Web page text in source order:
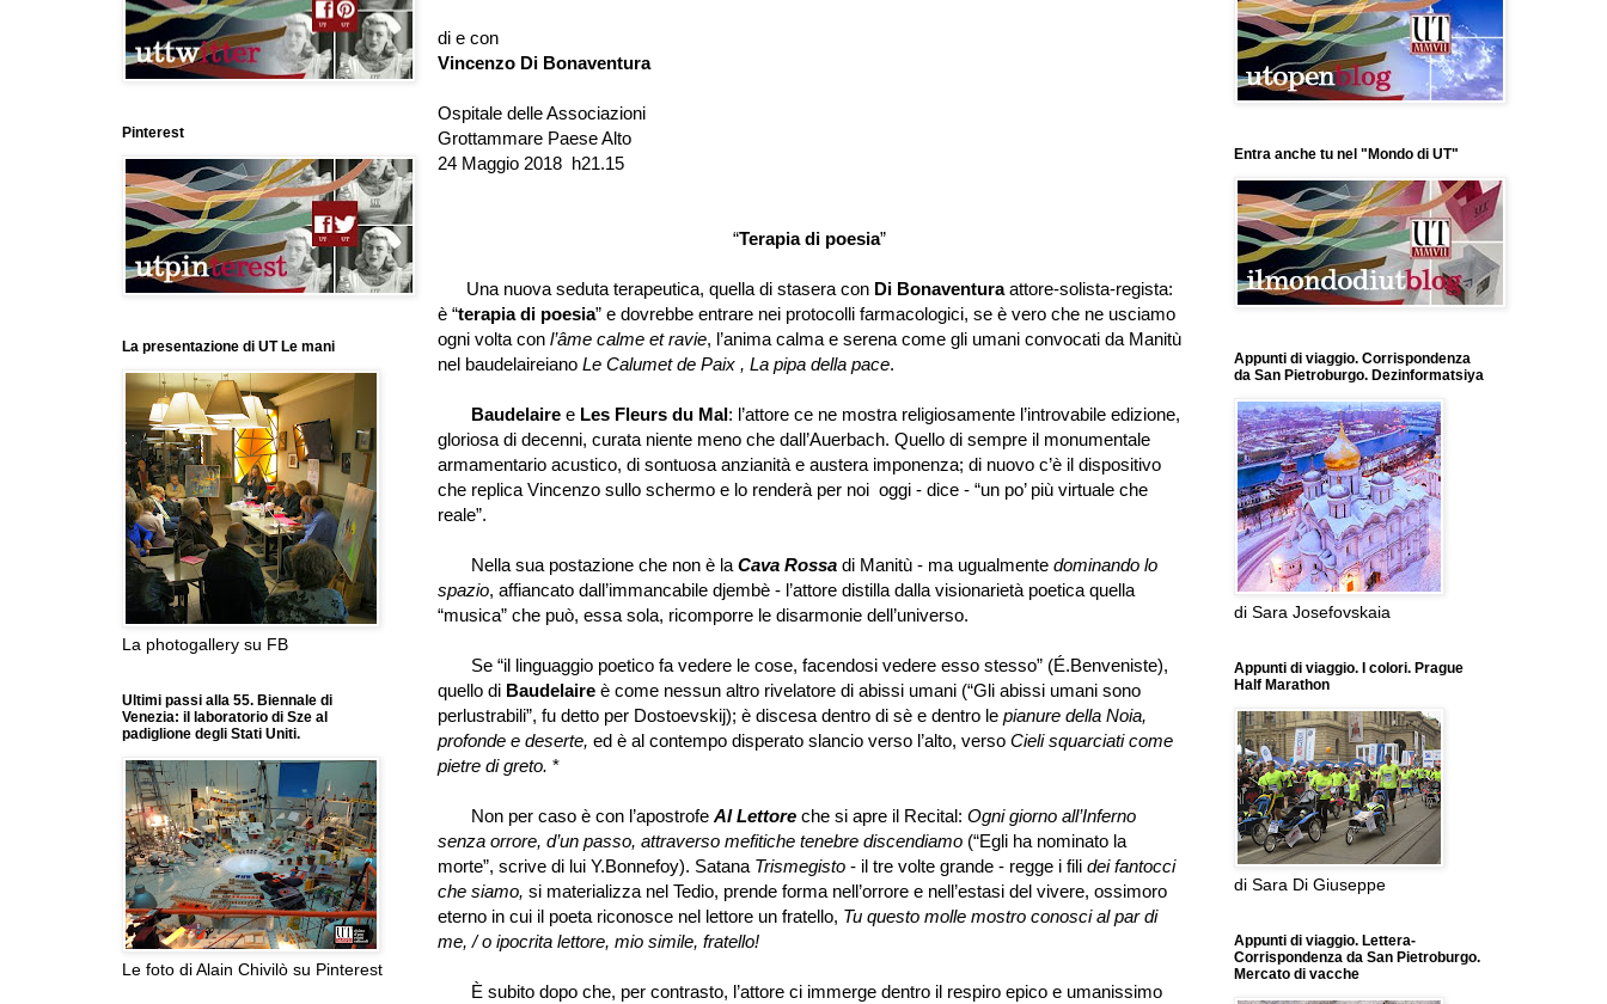
di e con
Vincenzo Di Bonaventura
Ospitale delle Associazioni
Grottammare Paese Alto
24 Maggio 2018 h21.15
“Terapia di poesia”
Una nuova seduta terapeutica, quella di stasera con Di Bonaventuraattore-solista-regista:
è “terapia di poesia” e dovrebbe entrare nei protocolli farmacologici, se è vero che ne usciamo
ogni volta con l’âme calme et ravie, l’anima calma e serena come gli umani convocati da Manitù
nel baudelaireiano Le Calumet de Paix , La pipa della pace.
Baudelaire e Les Fleurs du Mal: l’attore ce ne mostra religiosamente l’introvabile edizione,
gloriosa di decenni, curata niente meno che dall’Auerbach. Quello di sempre il monumentale
armamentario acustico, di sontuosa anzianità e austera imponenza; di nuovo c’è il dispositivo
che replica Vincenzo sullo schermo e lo renderà per noi oggi - dice - “un po’più virtuale che
reale”.
Nella sua postazione che non è la Cava Rossa di Manitù - ma ugualmente dominando lo
spazio, affiancato dall’immancabile djembè - l’attore distilla dalla visionarietà poetica quella
“musica” che può, essa sola, ricomporre le disarmonie dell’universo.
Se “il linguaggio poetico fa vedere le cose, facendosi vedere esso stesso” (É.Benveniste),
quello di Baudelaire è come nessun altro rivelatore di abissi umani (“Gli abissi umani sono
perlustrabili”, fu detto per Dostoevskij); è discesa dentro di sè e dentro le pianure della Noia,
profonde e deserte, ed è al contempo disperato slancio verso l’alto, verso Cieli squarciati come
pietre di greto. *
Non per caso è con l’apostrofe Al Lettore che si apre il Recital: Ogni giorno all’Inferno
senza orrore, d’un passo, attraverso mefitiche tenebre discendiamo (“Egli ha nominato la
morte”, scrive di lui Y.Bonnefoy). Satana Trismegisto - il tre volte grande - regge i fili dei fantocci
che siamo, si materializza nel Tedio, prende forma nell’orrore e nell’estasi del vivere, ossimoro
eterno in cui il poeta riconosce nel lettore un fratello, Tu questo molle mostro conosci al par di
me, / o ipocrita lettore, mio simile, fratello!
È subito dopo che, per contrasto, l’attore ci immerge dentro il respiro epico e umanissimo
Pinterest
La presentazione di UT Le mani
La photogallery su FB
Ultimi passi alla 55. Biennale di
Venezia: il laboratorio di Sze al
padiglione degli Stati Uniti.
Le foto di Alain Chivilò su Pinterest
Entra anche tu nel "Mondo di UT"
Appunti di viaggio. Corrispondenza
da San Pietroburgo. Dezinformatsiya
di Sara Josefovskaia
Appunti di viaggio. I colori. Prague
Half Marathon
di Sara Di Giuseppe
Appunti di viaggio. Lettera-
Corrispondenza da San Pietroburgo.
Mercato di vacche